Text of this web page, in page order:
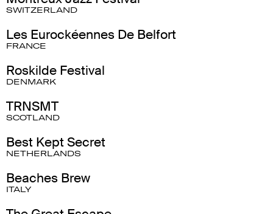
SWITZERLAND
Les Eurockéennes De Belfort
FRANCE
Roskilde Festival
DENMARK
TRNSMT
SCOTLAND
Best Kept Secret
NETHERLANDS
Beaches Brew
ITALY